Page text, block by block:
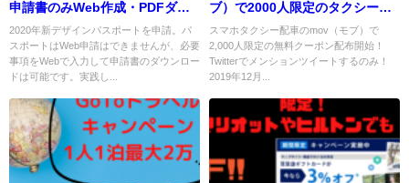
申請書のみWeb作成・PDFダウ
ンロード可能
2020年新デザインパスポートを申請。パ
スポートはWeb申請はできませんが、必要
事項をWebで入力して申請書のダウンロー
ドは可能です。実践し...
ブ）で2000人限定のタクシー無
料クーポンキャンペーン開始！
スマホタクシー配車のmov（モブ）で
2,000人限定の無料クーポン配布開始！
Twitterでメンションツイートするのみ！
2019年12月...